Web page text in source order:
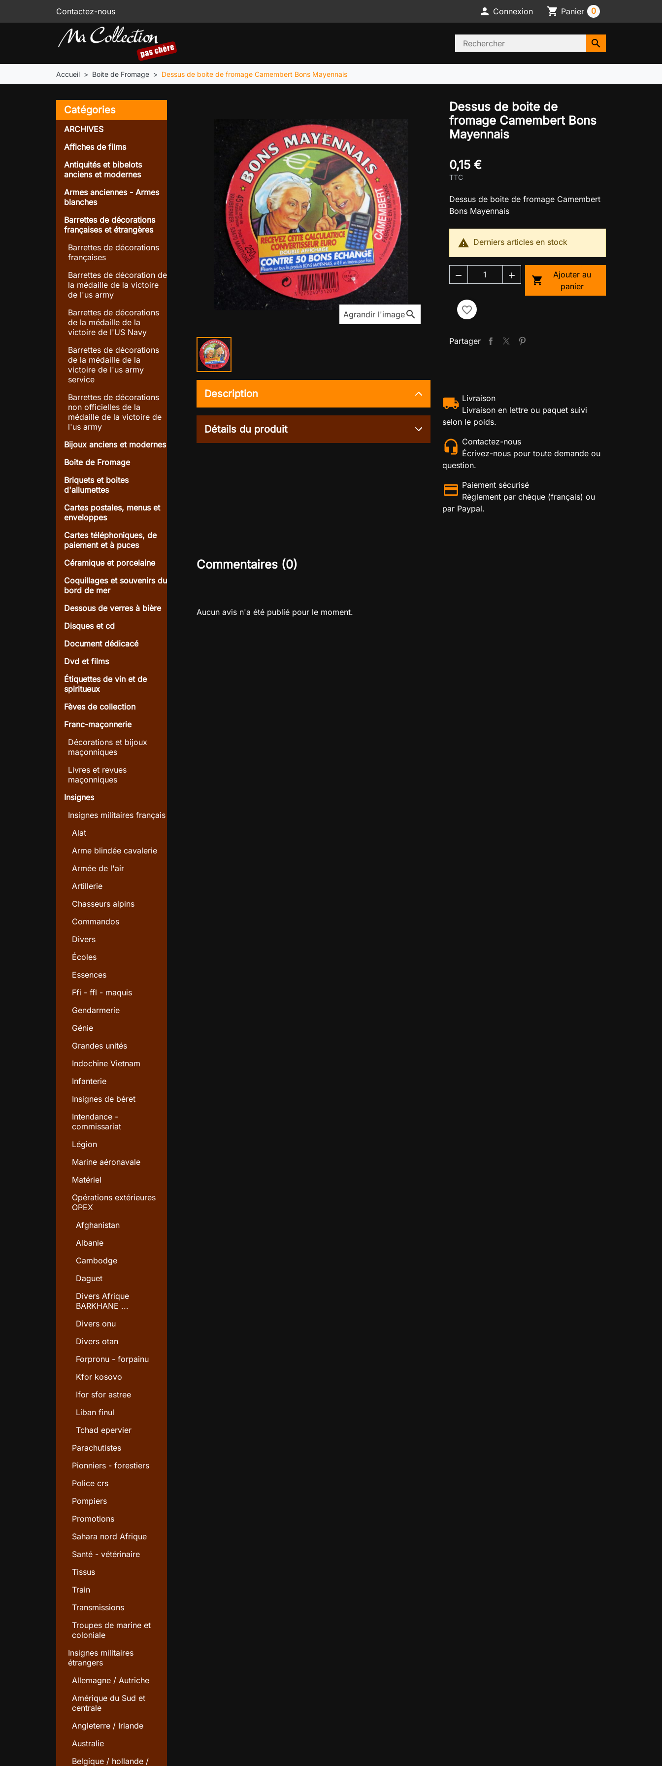
Contactez-nous  Connexion shopping_cart Panier 0
search
Accueil Boite de Fromage Dessus de boite de fromage Camembert Bons Mayennais
Catégories
ARCHIVES
Affiches de films
Antiquités et bibelots
anciens et modernes
Armes anciennes - Armes
blanches
Barrettes de décorations
françaises et étrangères
Barrettes de décorations
françaises
Barrettes de décoration de
la médaille de la victoire
de l'us army
Barrettes de décorations
de la médaille de la
victoire de l'US Navy
Barrettes de décorations
de la médaille de la
victoire de l'us army
service
Barrettes de décorations
non officielles de la
médaille de la victoire de
l'us army
Bijoux anciens et modernes
Boite de Fromage
Briquets et boites
d'allumettes
Cartes postales, menus et
enveloppes
Cartes téléphoniques, de
paiement et à puces
Céramique et porcelaine
Coquillages et souvenirs du
bord de mer
Dessous de verres à bière
Disques et cd
Document dédicacé
Dvd et films
Étiquettes de vin et de
spiritueux
Fèves de collection
Franc-maçonnerie
Décorations et bijoux
maçonniques
Livres et revues
maçonniques
Insignes
Insignes militaires français
Alat
Arme blindée cavalerie
Armée de l'air
Artillerie
Chasseurs alpins
Commandos
Divers
Écoles
Essences
Ffi - ffl - maquis
Gendarmerie
Génie
Grandes unités
Indochine Vietnam
Infanterie
Insignes de béret
Intendance -
commissariat
Légion
Marine aéronavale
Matériel
Opérations extérieures
OPEX
Afghanistan
Albanie
Cambodge
Daguet
Divers Afrique
BARKHANE ...
Divers onu
Divers otan
Forpronu - forpainu
Kfor kosovo
Ifor sfor astree
Liban finul
Tchad epervier
Parachutistes
Pionniers - forestiers
Police crs
Pompiers
Promotions
Sahara nord Afrique
Santé - vétérinaire
Tissus
Train
Transmissions
Troupes de marine et
coloniale
Insignes militaires
étrangers
Allemagne / Autriche
Amérique du Sud et
centrale
Angleterre / Irlande
Australie
Belgique / hollande /
Agrandir l'imagesearch
Dessus de boite de
fromage Camembert Bons
Mayennais
0,15 €
TTC
Dessus de boite de fromage Camembert
Bons Mayennais
 Derniers articles en stock
  
Ajouter au
panier
favorite_border
Partager
Livraison
Livraison en lettre ou paquet suivi
selon le poids.
Contactez-nous
Écrivez-nous pour toute demande ou
question.
Paiement sécurisé
Règlement par chèque (français) ou
par Paypal.
Description
Détails du produit
Commentaires (0)
Aucun avis n'a été publié pour le moment.